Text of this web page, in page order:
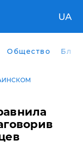
UA
Общество